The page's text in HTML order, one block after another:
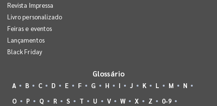
Revista Impressa
Livro personalizado
Feiras e eventos
Lançamentos
Black Friday
Glossário
A B C D E F G H I J K L M
N
O
P Q R S T U V W X Z 0-9